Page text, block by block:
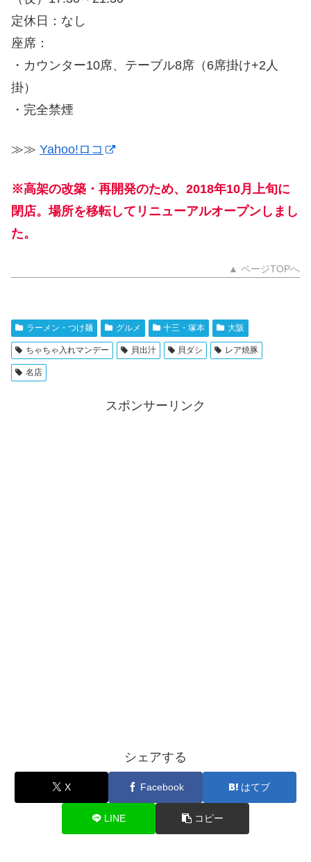
定休日：なし
座席：
・カウンター10席、テーブル8席（6席掛け+2人
掛）
・完全禁煙
≫≫ Yahoo!ロコ
※高架の改築・再開発のため、2018年10月上旬に
閉店。場所を移転してリニューアルオープンしまし
た。
▲ ページTOPへ
ラーメン・つけ麺 グルメ 十三・塚本 大阪
ちゃちゃ入れマンデー 貝出汁 貝ダシ レア焼豚
名店
スポンサーリンク
シェアする
X Facebook はてブ
LINE コピー